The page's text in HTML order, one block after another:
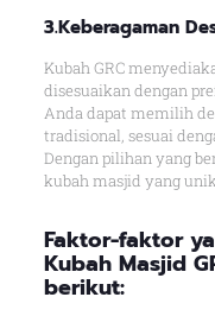
3.Keberagaman
Kubah GRC
disesuaikan dengan
Anda dapat memilih
tradisional, sesuai
Dengan pilihan yang
kubah masjid yang
Faktor-faktor
Kubah Masjid
berikut: